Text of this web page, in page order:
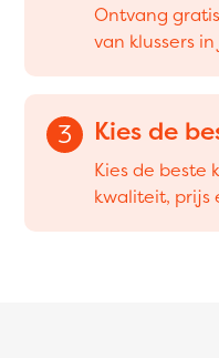
Ontvang
van klussers
3 Kies de
Kies de beste
kwaliteit, prijs